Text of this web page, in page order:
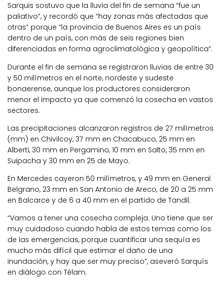
Sarquis sostuvo que la lluvia del fin de semana “fue un
paliativo”, y recordó que “hay zonas más afectadas que
otras” porque “la provincia de Buenos Aires es un país
dentro de un país, con más de seis regiones bien
diferenciadas en forma agroclimatológica y geopolítica”.
Durante el fin de semana se registraron lluvias de entre 30
y 50 milímetros en el norte, nordeste y sudeste
bonaerense, aunque los productores consideraron
menor el impacto ya que comenzó la cosecha en vastos
sectores.
Las precipitaciones alcanzaron registros de 27 milímetros
(mm) en Chivilcoy, 37 mm en Chacabuco, 25 mm en
Alberti, 30 mm en Pergamino, 10 mm en Salto, 35 mm en
Suipacha y 30 mm en 25 de Mayo.
En Mercedes cayeron 50 milímetros, y 49 mm en General
Belgrano, 23 mm en San Antonio de Areco, de 20 a 25 mm
en Balcarce y de 6 a 40 mm en el partido de Tandil.
“Vamos a tener una cosecha compleja. Uno tiene que ser
muy cuidadoso cuando habla de estos temas como los
de las emergencias, porque cuantificar una sequía es
mucho más difícil que estimar el daño de una
inundación, y hay que ser muy preciso”, aseveró Sarquís
en diálogo con Télam.